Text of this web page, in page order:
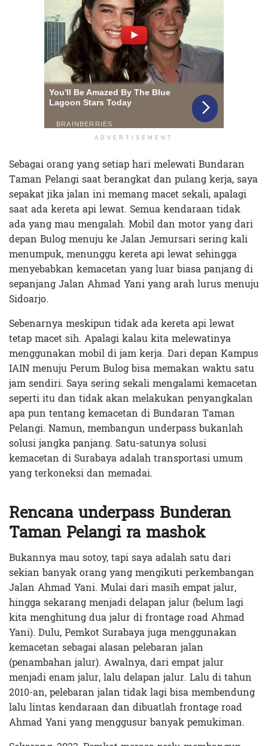
ADVERTISEMENT
Sebagai orang yang setiap hari melewati Bundaran
Taman Pelangi saat berangkat dan pulang kerja, saya
sepakat jika jalan ini memang macet sekali, apalagi
saat ada kereta api lewat. Semua kendaraan tidak
ada yang mau mengalah. Mobil dan motor yang dari
depan Bulog menuju ke Jalan Jemursari sering kali
menumpuk, menunggu kereta api lewat sehingga
menyebabkan kemacetan yang luar biasa panjang di
sepanjang Jalan Ahmad Yani yang arah lurus menuju
Sidoarjo.
Sebenarnya meskipun tidak ada kereta api lewat
tetap macet sih. Apalagi kalau kita melewatinya
menggunakan mobil di jam kerja. Dari depan Kampus
IAIN menuju Perum Bulog bisa memakan waktu satu
jam sendiri. Saya sering sekali mengalami kemacetan
seperti itu dan tidak akan melakukan penyangkalan
apa pun tentang kemacetan di Bundaran Taman
Pelangi. Namun, membangun underpass bukanlah
solusi jangka panjang. Satu-satunya solusi
kemacetan di Surabaya adalah transportasi umum
yang terkoneksi dan memadai.
Rencana underpass Bunderan
Taman Pelangi ra mashok
Bukannya mau sotoy, tapi saya adalah satu dari
sekian banyak orang yang mengikuti perkembangan
Jalan Ahmad Yani. Mulai dari masih empat jalur,
hingga sekarang menjadi delapan jalur (belum lagi
kita menghitung dua jalur di frontage road Ahmad
Yani). Dulu, Pemkot Surabaya juga menggunakan
kemacetan sebagai alasan pelebaran jalan
(penambahan jalur). Awalnya, dari empat jalur
menjadi enam jalur, lalu delapan jalur. Lalu di tahun
2010-an, pelebaran jalan tidak lagi bisa membendung
lalu lintas kendaraan dan dibuatlah frontage road
Ahmad Yani yang menggusur banyak pemukiman.